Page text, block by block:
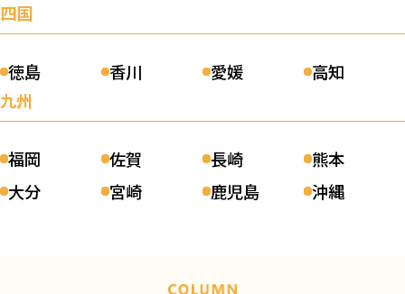
四国
徳島 香川 愛媛
高知
九州
福岡 佐賀 長崎
熊本
大分
宮崎 鹿児島 沖縄